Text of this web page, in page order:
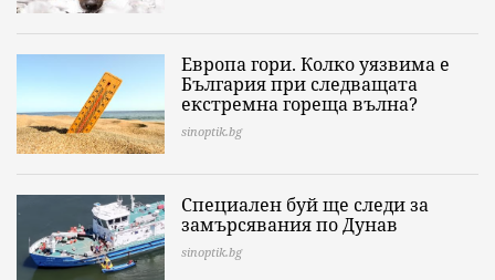
Европа гори. Колко уязвима е
България при следващата
екстремна гореща вълна?
sinoptik.bg
Специален буй ще следи за
замърсявания по Дунав
sinoptik.bg